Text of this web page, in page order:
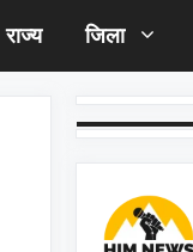
राज्य जिला